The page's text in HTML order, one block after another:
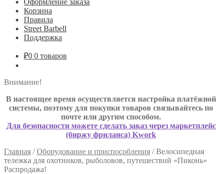
Оформление заказа
Корзина
Правила
Street Barbell
Поддержка
₽0 0 товаров
Внимание!
В настоящее время осуществляется настройка платёжной
системы, поэтому для покупки товаров связывайтесь по
почте или другим способом.
Для безопасности можете сделать заказ через маркетплейс
(биржу фриланса) Kwork
Главная /Оборудование и приспособления /Велосипедная
тележка для охотников, рыболовов, путешествий «Пиконь»
Распродажа!